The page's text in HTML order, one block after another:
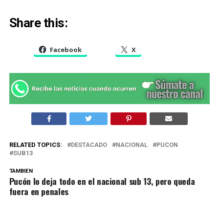
Share this:
Facebook X
RELATED TOPICS: DESTACADO NACIONAL
PUCON
SUB13
TAMBIEN
Pucón lo deja todo en el nacional sub 13, pero queda
fuera en penales